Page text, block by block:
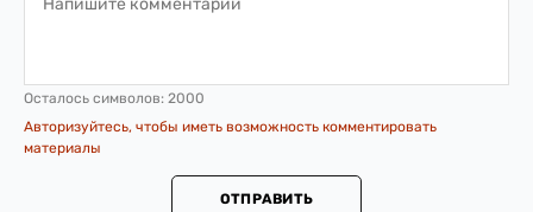
Осталось символов: 2000
Авторизуйтесь, чтобы иметь возможность комментировать
материалы
ОТПРАВИТЬ